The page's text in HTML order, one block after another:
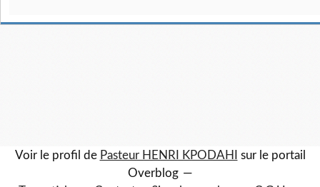
Voir le profil de Pasteur HENRI KPODAHI
sur le portail
Overblog